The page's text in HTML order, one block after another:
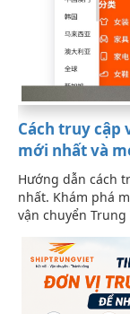
Cách truy cập
mới nhất và
Hướng dẫn cách
nhất. Khám phá
vận chuyển